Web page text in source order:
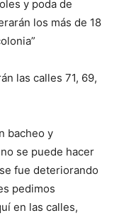
y poda de
los más de 18
las calles 71, 69,
bacheo y
se puede hacer
fue deteriorando
pedimos
en las calles,